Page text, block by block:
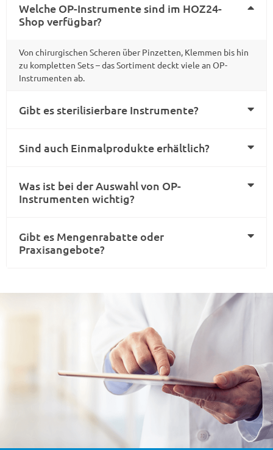
Welche OP-Instrumente sind im HOZ24-
Shop verfügbar?
Von chirurgischen Scheren über Pinzetten, Klemmen bis hin
zu kompletten Sets – das Sortiment deckt viele an OP-
Instrumenten ab.
Gibt es sterilisierbare Instrumente?
Sind auch Einmalprodukte erhältlich?
Was ist bei der Auswahl von OP-
Instrumenten wichtig?
Gibt es Mengenrabatte oder
Praxisangebote?